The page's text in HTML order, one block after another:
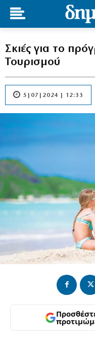
Σκιές για το
Τουρισμού
5|07|2024 | 12:33